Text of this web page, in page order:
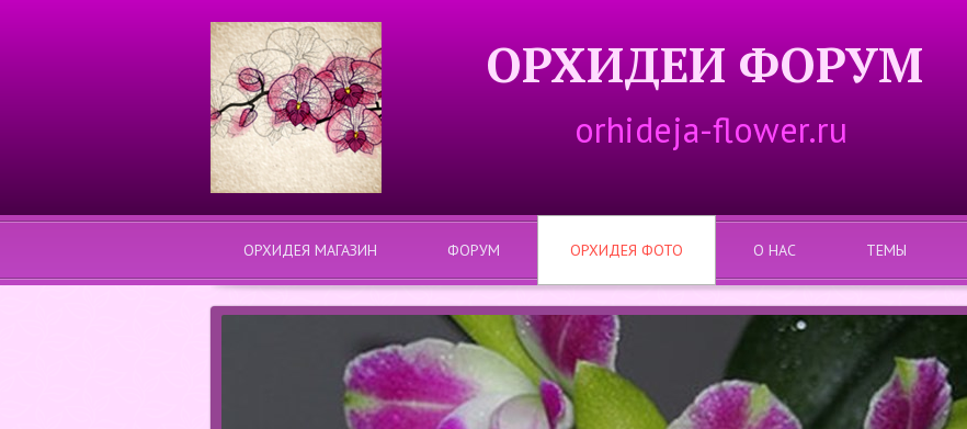
ОРХИДЕИ ФОРУМ
orhideja-flower.ru
ОРХИДЕЯ МАГАЗИН ФОРУМ ОРХИДЕЯ ФОТО О НАС ТЕМЫ